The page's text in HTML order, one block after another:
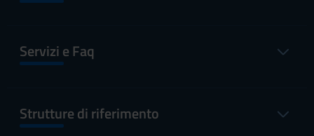
Servizi e Faq
Strutture di riferimento